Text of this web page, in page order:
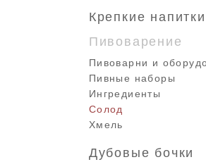
Крепкие напитки
Пивоварение
Пивоварни и
Пивные наборы
Ингредиенты
Солод
Хмель
Дубовые бочки